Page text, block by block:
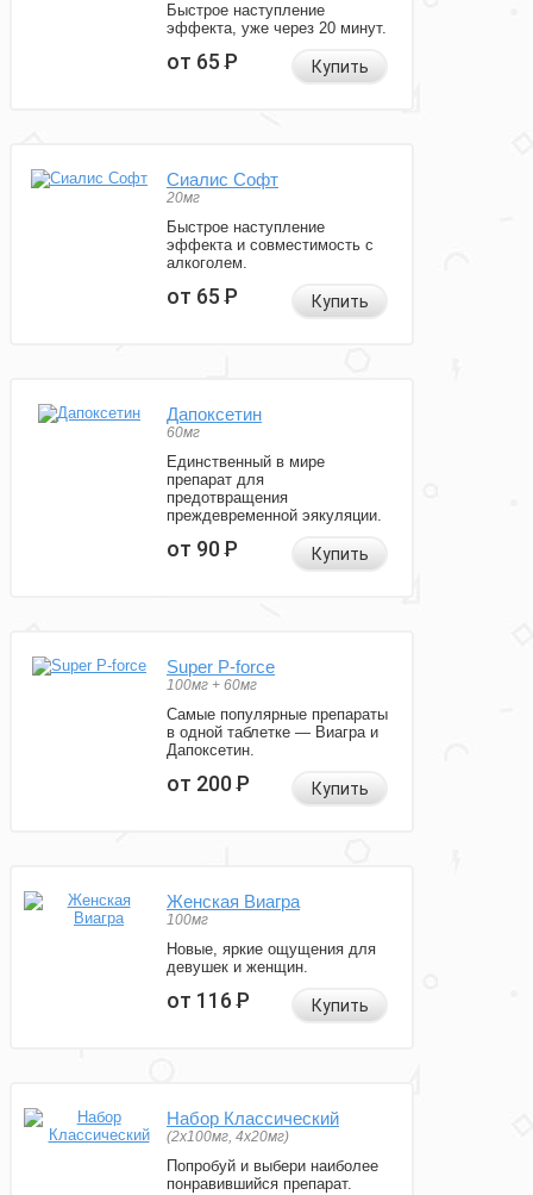
Быстрое наступление
эффекта, уже через 20 минут.
от 65Р Купить
Сиалис Софт
20мг
Быстрое наступление
эффекта и совместимость с
алкоголем.
от 65Р Купить
Дапоксетин
60мг
Единственный в мире
препарат для
предотвращения
преждевременной эякуляции.
от 90Р Купить
Super P-force
100мг + 60мг
Самые популярные препараты
в одной таблетке — Виагра и
Дапоксетин.
от 200Р Купить
Женская Виагра
100мг
Новые, яркие ощущения для
девушек и женщин.
от 116Р Купить
Набор Классический
(2x100мг, 4x20мг)
Попробуй и выбери наиболее
понравившийся препарат.